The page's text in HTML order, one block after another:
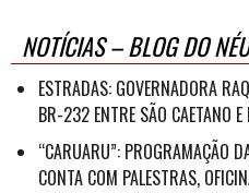
NOTÍCIAS – BLOG DO NÉU
ESTRADAS: GOVERNADORA
BR-232 ENTRE SÃO CAETANO E
“CARUARU”: PROGRAMAÇÃO
CONTA COM PALESTRAS,